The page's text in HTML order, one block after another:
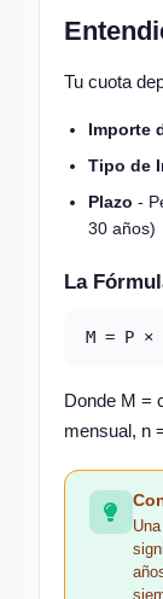
Tu cuota
Importe
Tipo de
Plazo -
30 años)
La
M = P
Donde M =
mensual, n